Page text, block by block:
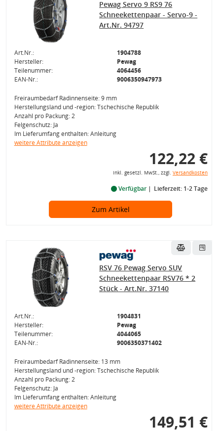
Pewag Servo 9 RS9 76
Schneekettenpaar - Servo-9 -
Art.Nr. 94797
Art.Nr.:
1904788
Hersteller:
Pewag
Teilenummer:
4064456
EAN-Nr.:
9006350947973
Freiraumbedarf Radinnenseite: 9 mm
Herstellungsland und -region: Tschechische Republik
Anzahl pro Packung: 2
Felgenschutz: Ja
Im Lieferumfang enthalten: Anleitung
weitere Attribute anzeigen
122,22 €
inkl. gesetzl. MwSt., zzgl. Versandkosten
Verfügbar Lieferzeit: 1-2 Tage
Zum Artikel
RSV 76 Pewag Servo SUV
Schneekettenpaar RSV76 * 2
Stück - Art.Nr. 37140
Art.Nr.:
1904831
Hersteller:
Pewag
Teilenummer:
4044065
EAN-Nr.:
9006350371402
Freiraumbedarf Radinnenseite: 13 mm
Herstellungsland und -region: Tschechische Republik
Anzahl pro Packung: 2
Felgenschutz: Ja
Im Lieferumfang enthalten: Anleitung
weitere Attribute anzeigen
149,51 €